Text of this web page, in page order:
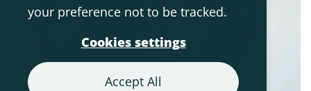
your preference not to be tracked.
Cookies settings
Accept All